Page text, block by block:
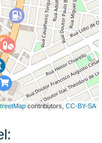
contributors, CC-BY-SA